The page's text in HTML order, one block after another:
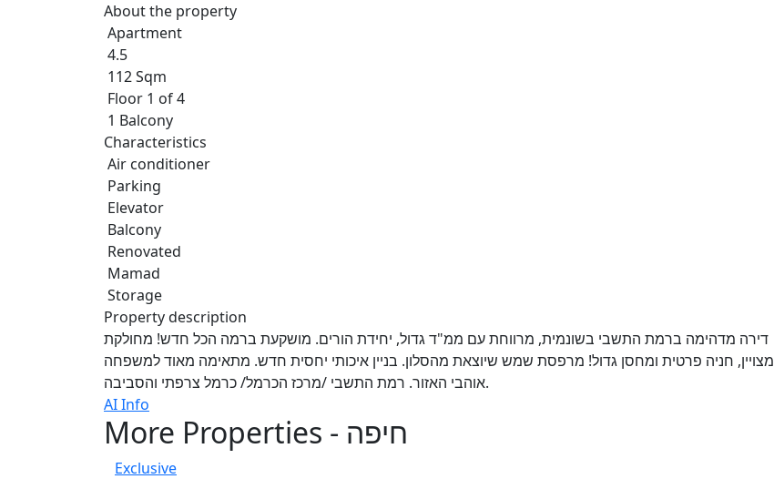
About the property
Apartment
4.5
112 Sqm
Floor 1 of 4
1 Balcony
Characteristics
Air conditioner
Parking
Elevator
Balcony
Renovated
Mamad
Storage
Property description
דירה מדהימה ברמת התשבי בשונמית, מרווחת עם ממ"ד גדול, יחידת הורים. מושקעת ברמה הכל חדש! מחולקת
מצויין, חניה פרטית ומחסן גדול! מרפסת שמש שיוצאת מהסלון. בניין איכותי יחסית חדש. מתאימה מאוד למשפחה
אוהבי האזור. רמת התשבי /מרכז הכרמל/ כרמל צרפתי והסביבה.
AI Info
More Properties - חיפה
Exclusive